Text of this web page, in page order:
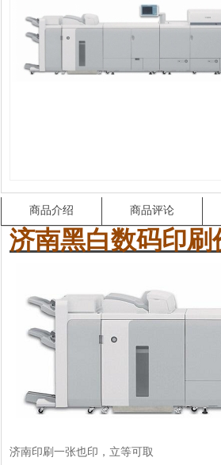
商品介绍 商品评论
济南黑白数码印刷
济南印刷一张也印，立等可取